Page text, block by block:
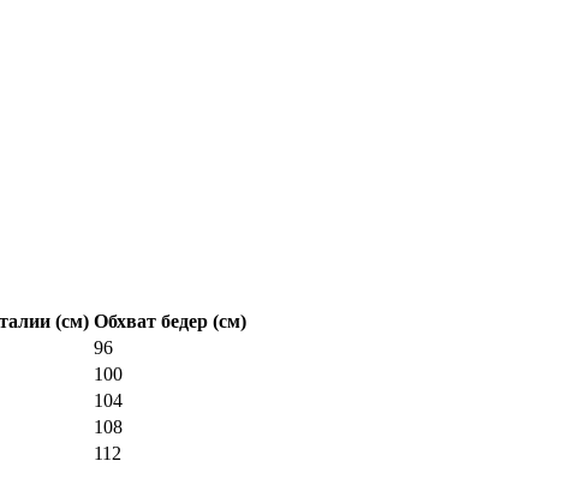
(см) Обхват бедер (см)
96
100
104
108
112